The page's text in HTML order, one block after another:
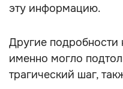
эту информацию.
Другие подробности
именно могло
трагический шаг,